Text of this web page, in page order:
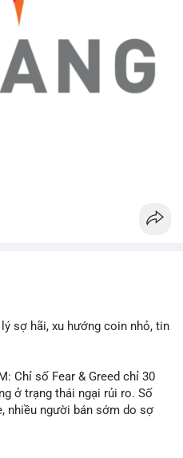
sợ hãi, xu hướng coin nhỏ, tin
Chỉ số Fear & Greed chỉ 30
ở trạng thái ngại rủi ro. Số
nhiều người bán sớm do sợ